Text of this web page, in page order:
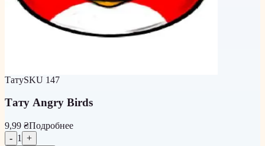
ТатуSKU 147
Тату Angry Birds
9,99 ₴Подробнее
- 1
+